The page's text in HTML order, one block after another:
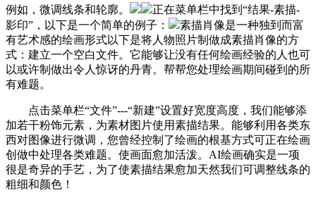
例如，微调线条和轮廓。
正在菜单栏中找到“结果-素描-
影印”，以下是一个简单的例子：
素描肖像是一种独到而富
有艺术感的绘画形式以下是将人物照片制做成素描肖像的方
式：建立一个空白文件。它能够让没有任何绘画经验的人也可
以或许制做出令人惊讶的丹青。帮帮您处理绘画期间碰到的所
有难题。
点击菜单栏“文件”---“新建”设置好宽度高度，我们能够添
加若干粉饰元素，为素材图片使用素描结果。能够利用各类东
西对图像进行微调，您曾经控制了绘画的根基方式可正在绘画
创做中处理各类难题。使画面愈加活泼。AI绘画确实是一项
很是奇异的手艺，为了使素描结果愈加天然我们可调整线条的
粗细和颜色！